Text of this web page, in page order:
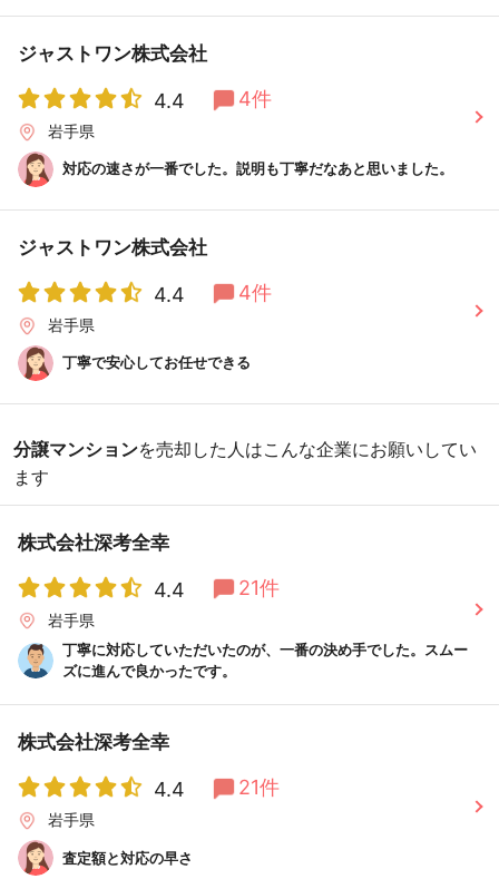
ジャストワン株式会社
4.4 4件
岩手県
対応の速さが一番でした。説明も丁寧だなあと思いました。
ジャストワン株式会社
4.4 4件
岩手県
丁寧で安心してお任せできる
分譲マンションを売却した人はこんな企業にお願いしてい
ます
株式会社深考全幸
4.4 21件
岩手県
丁寧に対応していただいたのが、一番の決め手でした。スムー
ズに進んで良かったです。
株式会社深考全幸
4.4 21件
岩手県
査定額と対応の早さ